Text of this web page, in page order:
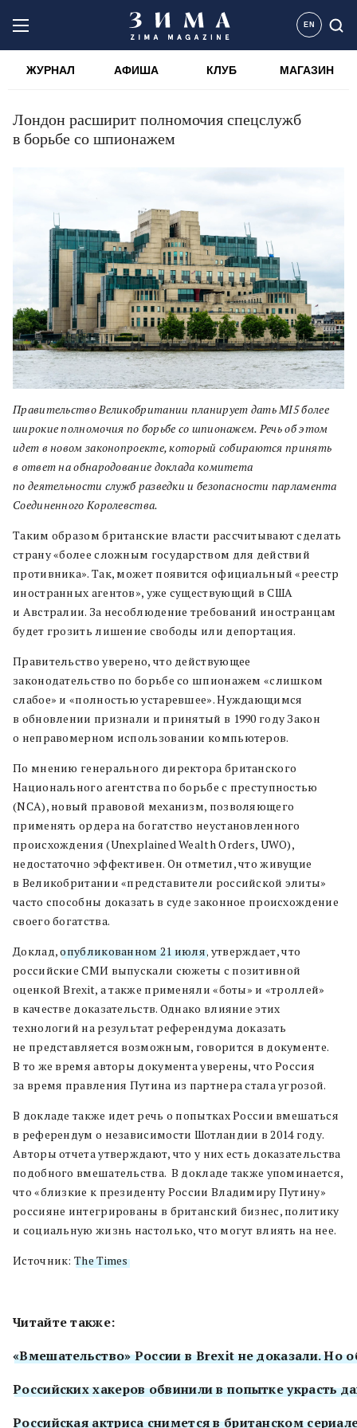
EN
ЖУРНАЛ АФИША КЛУБ МАГАЗИН
Лондон расширит полномочия спецслужб
в борьбе со шпионажем
Правительство Великобритании планирует дать MI5 более
широкие полномочия по борьбе со шпионажем. Речь об этом
идет в новом законопроекте, который собираются принять
в ответ на обнародование доклада комитета
по деятельности служб разведки и безопасности парламента
Соединенного Королевства.
Таким образом британские власти рассчитывают сделать
страну «более сложным государством для действий
противника». Так, может появится официальный «реестр
иностранных агентов», уже существующий в США
и Австралии. За несоблюдение требований иностранцам
будет грозить лишение свободы или депортация.
Правительство уверено, что действующее
законодательство по борьбе со шпионажем «слишком
слабое» и «полностью устаревшее». Нуждающимся
в обновлении признали и принятый в 1990 году Закон
о неправомерном использовании компьютеров.
По мнению генерального директора британского
Национального агентства по борьбе с преступностью
(NCA), новый правовой механизм, позволяющего
применять ордера на богатство неустановленного
происхождения (Unexplained Wealth Orders, UWO),
недостаточно эффективен. Он отметил, что живущие
в Великобритании «представители российской элиты»
часто способны доказать в суде законное происхождение
своего богатства.
Доклад,опубликованном 21 июля, утверждает, что
российские СМИ выпускали сюжеты с позитивной
оценкой Brexit, а также применяли «боты» и «троллей»
в качестве доказательств. Однако влияние этих
технологий на результат референдума доказать
не представляется возможным, говорится в документе.
В то же время авторы документа уверены, что Россия
за время правления Путина из партнера стала угрозой.
В докладе также идет речь о попытках России вмешаться
в референдум о независимости Шотландии в 2014 году.
Авторы отчета утверждают, что у них есть доказательства
подобного вмешательства. В докладе также упоминается,
что «близкие к президенту России Владимиру Путину»
россияне интегрированы в британский бизнес, политику
и социальную жизнь настолько, что могут влиять на нее.
Источник: The Times
Читайте также:
«Вмешательство» России в Brexit не доказали. Но
Российских хакеров обвинили в попытке украсть
Российская актриса снимется в британском